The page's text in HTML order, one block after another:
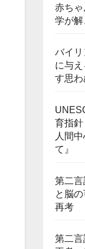
赤ち
学が
バイ
に与
す思
育指
人間
て』
第二
と脳
再考
第二